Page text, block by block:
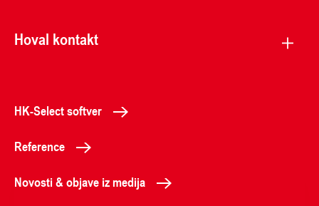
Hoval kontakt
HK-Select softver
Reference
Novosti & objave iz medija